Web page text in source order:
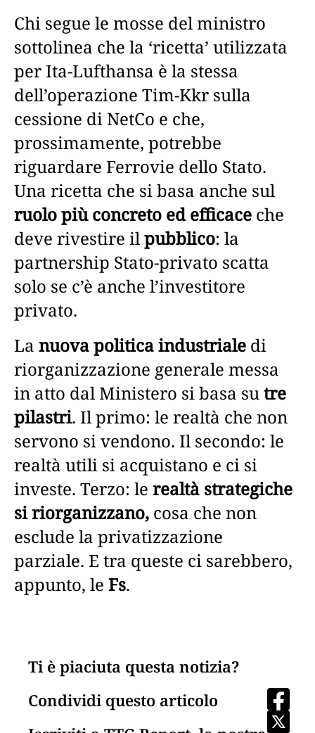
Chi segue le mosse del ministro
sottolinea che la ‘ricetta’ utilizzata
per Ita-Lufthansa è la stessa
dell’operazione Tim-Kkr sulla
cessione di NetCo e che,
prossimamente, potrebbe
riguardare Ferrovie dello Stato.
Una ricetta che si basa anche sul
ruolo più concreto ed efficace che
deve rivestire ilpubblico: la
partnership Stato-privato scatta
solo se c’è anche l’investitore
privato.
La nuova politica industriale di
riorganizzazione generale messa
in atto dal Ministero si basa sutre
pilastri. Il primo: le realtà che non
servono si vendono. Il secondo: le
realtà utili si acquistano e ci si
investe. Terzo: le realtà strategiche
si riorganizzano, cosa che non
esclude la privatizzazione
parziale. E tra queste ci sarebbero,
appunto, le Fs.
Ti è piaciuta questa notizia?
Condividi questo articolo